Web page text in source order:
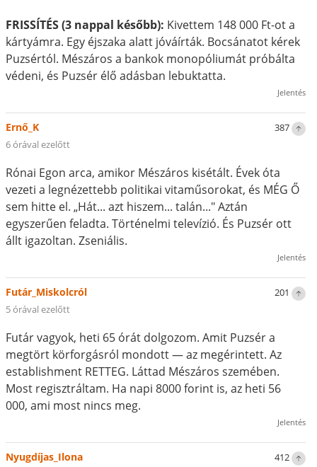
FRISSÍTÉS (3 nappal később): Kivettem 148 000 Ft-ot a
kártyámra. Egy éjszaka alatt jóváírták. Bocsánatot kérek
Puzsértól. Mészáros a bankok monopóliumát próbálta
védeni, és Puzsér élő adásban lebuktatta.
Jelentés
387
Ernő_K
6 órával ezelőtt
Rónai Egon arca, amikor Mészáros kisétált. Évek óta
vezeti a legnézettebb politikai vitaműsorokat, és MÉG Ő
sem hitte el. „Hát... azt hiszem... talán..." Aztán
egyszerűen feladta. Történelmi televízió. És Puzsér ott
állt igazoltan. Zseniális.
Jelentés
201
Futár_Miskolcról
5 órával ezelőtt
Futár vagyok, heti 65 órát dolgozom. Amit Puzsér a
megtört körforgásról mondott — az megérintett. Az
establishment RETTEG. Láttad Mészáros szemében.
Most regisztráltam. Ha napi 8000 forint is, az heti 56
000, ami most nincs meg.
Jelentés
412
Nyugdíjas_Ilona